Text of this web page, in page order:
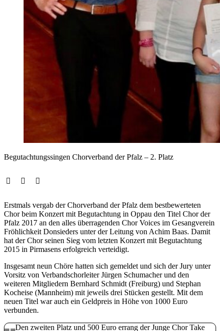
Begutachtungssingen Chorverband der Pfalz – 2. Platz
Erstmals vergab der Chorverband der Pfalz dem bestbewerteten
Chor beim Konzert mit Begutachtung in Oppau den Titel Chor der
Pfalz 2017 an den alles überragenden Chor Voices im Gesangverein
Fröhlichkeit Donsieders unter der Leitung von Achim Baas. Damit
hat der Chor seinen Sieg vom letzten Konzert mit Begutachtung
2015 in Pirmasens erfolgreich verteidigt.
Insgesamt neun Chöre hatten sich gemeldet und sich der Jury unter
Vorsitz von Verbandschorleiter Jürgen Schumacher und den
weiteren Mitgliedern Bernhard Schmidt (Freiburg) und Stephan
Kocheise (Mannheim) mit jeweils drei Stücken gestellt. Mit dem
neuen Titel war auch ein Geldpreis in Höhe von 1000 Euro
verbunden.
Den zweiten Platz und 500 Euro errang der Junge Chor Take